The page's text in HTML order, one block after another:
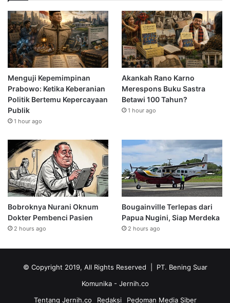
Menguji Kepemimpinan
Prabowo: Ketika Keberanian
Politik Bertemu Kepercayaan
Publik
1 hour ago
Akankah Rano Karno
Merespons Buku Sastra
Betawi 100 Tahun?
1 hour ago
Bobroknya Nurani Oknum
Dokter Pembenci Pasien
2 hours ago
Bougainville Terlepas dari
Papua Nugini, Siap Merdeka
2 hours ago
© Copyright 2019, All Rights Reserved | PT. Bening Suar
Komunika - Jernih.co
Tentang Jernih.co
Redaksi Pedoman Media Siber